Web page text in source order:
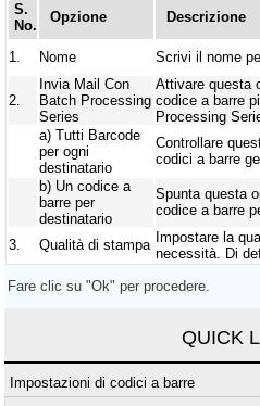
S.
No.
Opzione Descrizione
1. Nome Scrivi il nome
2.
Invia Mail Con
Batch Processing
Series
Attivare questa
codice a barre
Processing
a)Tutti Barcode
per ogni
destinatario
Controllare
codici a barre
b)Un codice a
barre per
destinatario
Spunta questa
codice a barre
3. Qualità di stampa
Impostare la
necessità. Di
Fare clic su "Ok" per procedere.
QUICK
Impostazioni di codici a barre